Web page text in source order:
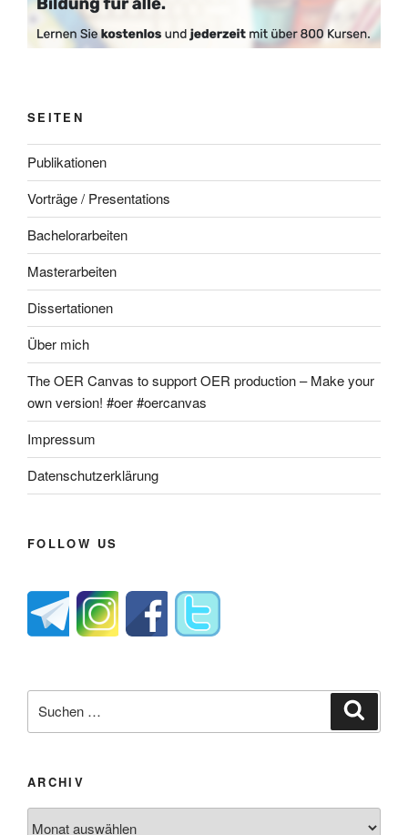
SEITEN
Publikationen
Vorträge / Presentations
Bachelorarbeiten
Masterarbeiten
Dissertationen
Über mich
The OER Canvas to support OER production – Make your
own version! #oer #oercanvas
Impressum
Datenschutzerklärung
FOLLOW US
nach:
ARCHIV